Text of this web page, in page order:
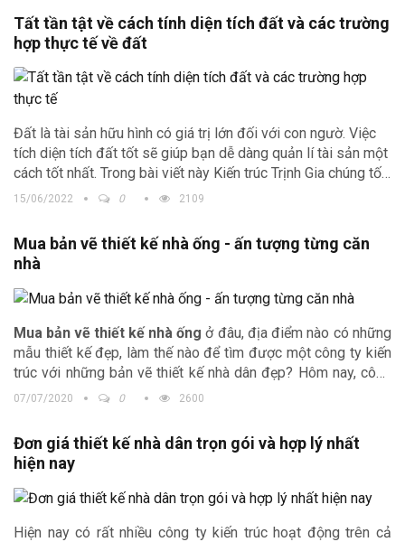
Tất tần tật về cách tính diện tích đất và các trường
hợp thực tế về đất
Đất là tài sản hữu hình có giá trị lớn đối với con ngườ. Việc
tích diện tích đất tốt sẽ giúp bạn dễ dàng quản lí tài sản một
cách tốt nhất. Trong bài viết này Kiến trúc Trịnh Gia chúng tối
sẽ bật mí đến các bạn cách tính diện tích đất và các trường
15/06/2022 0 2109
Mua bản vẽ thiết kế nhà ống - ấn tượng từng căn
nhà
Mua bản vẽ thiết kế nhà ống ở đâu, địa điểm nào có những
mẫu thiết kế đẹp, làm thế nào để tìm được một công ty kiến
trúc với những bản vẽ thiết kế nhà dân đẹp? Hôm nay, công
ty Kiến trúc Trịnh Gia sẽ cùng bạn đi tìm câu trả lời nhé.
07/07/2020 0 2600
Đơn giá thiết kế nhà dân trọn gói và hợp lý nhất
hiện nay
Hiện nay có rất nhiều công ty kiến trúc hoạt động trên cả